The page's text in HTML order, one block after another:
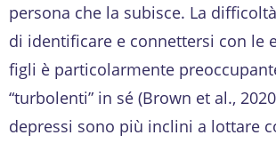
persona che la subisce. La
di identificare e connettersi con le
figli è particolarmente
“turbolenti” in sé (Brown et al.,
depressi sono più inclini a lottare